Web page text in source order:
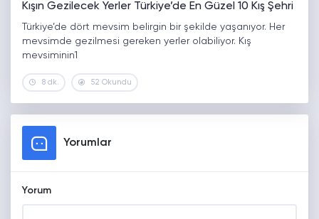
Kışın Gezilecek Yerler Türkiye’de En Güzel 10 Kış Şehri
Türkiye’de dört mevsim belirgin bir şekilde yaşanıyor. Her
mevsimde gezilmesi gereken yerler olabiliyor. Kış
mevsiminin1
8 dk. 52 Okundu
Yorumlar
Yorum